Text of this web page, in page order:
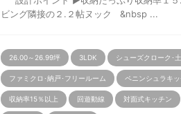
ビング隣接の２.２帖ヌック &nbsp ...
26.00～26.99坪 3LDK シューズクローク･
ファミクロ･納戸･フリールーム ペニンシュラキ
収納率15％以上 回遊動線 対面式キッチン